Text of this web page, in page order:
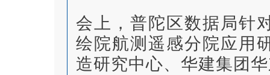
会上，普陀区数据局针
绘院航测遥感分院应用
造研究中心、华建集团